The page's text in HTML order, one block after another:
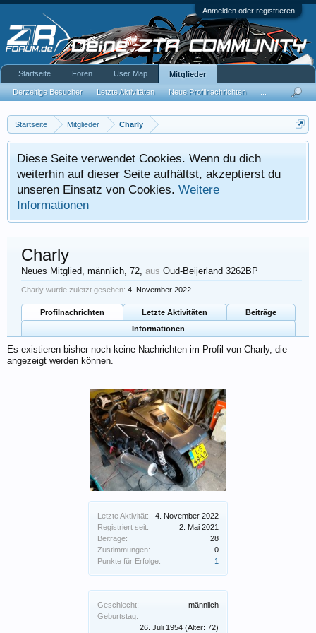
Anmelden oder registrieren
Startseite Mitglieder Charly
Diese Seite verwendet Cookies. Wenn du dich
weiterhin auf dieser Seite aufhältst, akzeptierst du
unseren Einsatz von Cookies. Weitere
Informationen
Letzte Aktivität:
4. November 2022
Registriert seit:
2. Mai 2021
Beiträge:
28
Zustimmungen:
0
Punkte für Erfolge:
1
Geschlecht:
männlich
Geburtstag:
26. Juli 1954 (Alter: 72)
Charly
Neues Mitglied, männlich, 72, aus Oud-Beijerland 3262BP
Charly wurde zuletzt gesehen: 4. November 2022
Profilnachrichten Letzte Aktivitäten
Beiträge
Informationen
Es existieren bisher noch keine Nachrichten im Profil von Charly, die
angezeigt werden können.
Startseite Foren User Map Mitglieder
Derzeitige Besucher Letzte Aktivitäten Neue Profilnachrichten